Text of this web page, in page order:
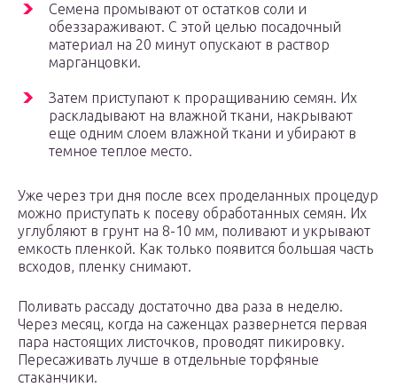
Семена промывают от остатков соли и
обеззараживают. С этой целью посадочный
материал на 20 минут опускают в раствор
марганцовки.
Затем приступают к проращиванию семян. Их
раскладывают на влажной ткани, накрывают
еще одним слоем влажной ткани и убирают в
темное теплое место.
Уже через три дня после всех проделанных процедур
можно приступать к посеву обработанных семян. Их
углубляют в грунт на 8-10 мм, поливают и укрывают
емкость пленкой. Как только появится большая часть
всходов, пленку снимают.
Поливать рассаду достаточно два раза в неделю.
Через месяц, когда на саженцах развернется первая
пара настоящих листочков, проводят пикировку.
Пересаживать лучше в отдельные торфяные
стаканчики.